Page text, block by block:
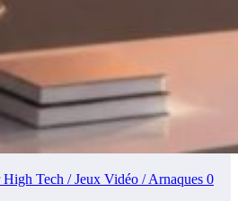
Tech / Jeux Vidéo / Arnaques 0